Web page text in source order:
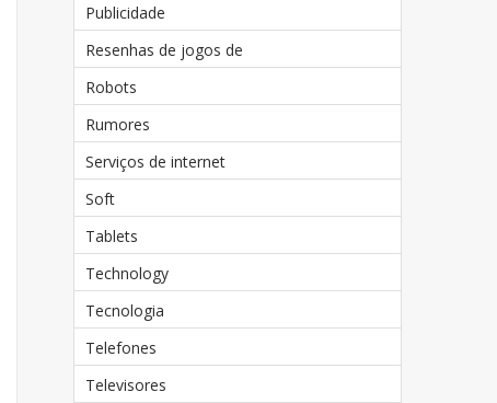
Publicidade
Resenhas de jogos de
Robots
Rumores
Serviços de internet
Soft
Tablets
Technology
Tecnologia
Telefones
Televisores